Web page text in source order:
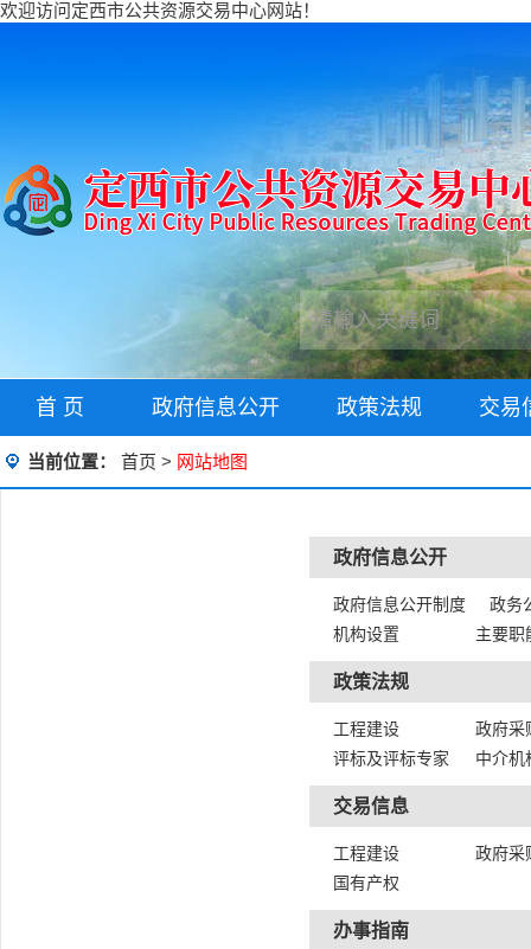
欢迎访问定西市公共资源交易中心网站！
首 页 政府信息公开 政策法规 交易
当前位置： 首页 > 网站地图
政府信息公开
政府信息公开制度
政务
机构设置
主要职
政策法规
工程建设
政府采
评标及评标专家
中介机
交易信息
工程建设
政府采
国有产权
办事指南